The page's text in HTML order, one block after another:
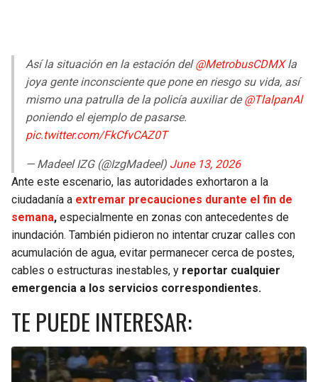
Así la situación en la estación del@MetrobusCDMXla
joya gente inconsciente que pone en riesgo su vida, así
mismo una patrulla de la policía auxiliar de@TlalpanAl
poniendo el ejemplo de pasarse.
pic.twitter.com/FkCfvCAZ0T
— Madeel IZG (@IzgMadeel) June 13, 2026
Ante este escenario, las autoridades exhortaron a la
ciudadanía a extremar precauciones durante el fin de
semana, especialmente en zonas con antecedentes de
inundación. También pidieron no intentar cruzar calles con
acumulación de agua, evitar permanecer cerca de postes,
cables o estructuras inestables, y reportar cualquier
emergencia a los servicios correspondientes.
TE PUEDE INTERESAR: